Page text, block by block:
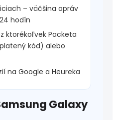
– väčšina opráv
hodín
ktorékoľvek Packeta
kód) alebo
na Google a Heureka
Galaxy